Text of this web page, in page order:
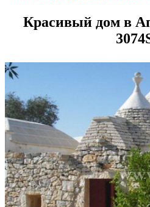
Красивый дом в